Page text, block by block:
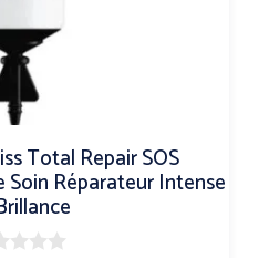
Total Repair SOS
Soin Réparateur Intense